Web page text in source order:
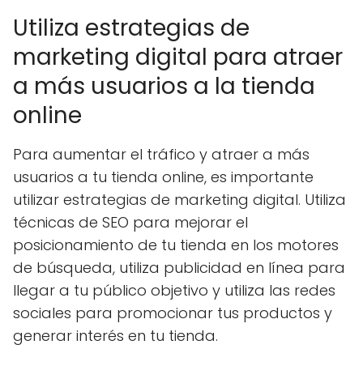
Utiliza estrategias de
marketing digital para atraer
a más usuarios a la tienda
online
Para aumentar el tráfico y atraer a más
usuarios a tu tienda online, es importante
utilizar estrategias de marketing digital. Utiliza
técnicas de SEO para mejorar el
posicionamiento de tu tienda en los motores
de búsqueda, utiliza publicidad en línea para
llegar a tu público objetivo y utiliza las redes
sociales para promocionar tus productos y
generar interés en tu tienda.